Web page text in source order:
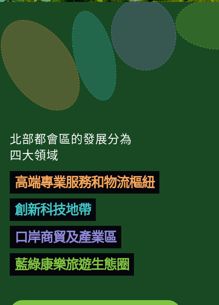
北部都會區的發展分為
四大領域
高端專業服務和物流樞紐
創新科技地帶
口岸商貿及產業區
藍綠康樂旅遊生態圈